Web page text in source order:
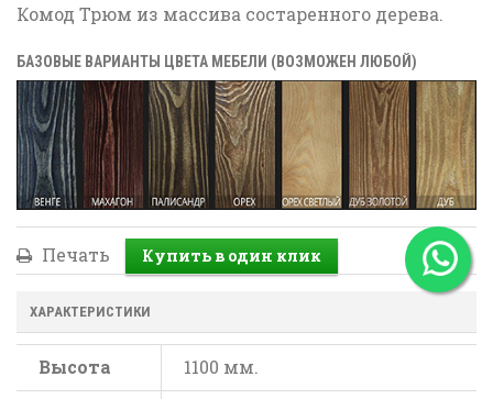
Комод Трюм из массива состаренного дерева.
БАЗОВЫЕ ВАРИАНТЫ ЦВЕТА МЕБЕЛИ (ВОЗМОЖЕН ЛЮБОЙ)
Печать
ХАРАКТЕРИСТИКИ
Высота
1100 мм.